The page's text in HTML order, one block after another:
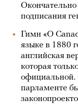
Окончательно
подписания
Гимн «O
языке в 1880
английская
которая
официальной.
парламенте